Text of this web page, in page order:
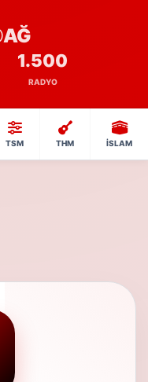
AĞ
1.500
RADYO
TSM THM İSLAM